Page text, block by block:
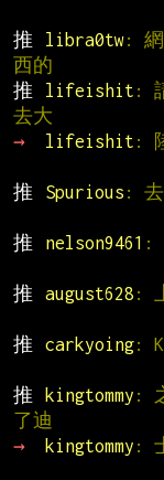
推
libra0tw: 網
西的
推
lifeishit :
去大
→
lifeishit :
推
Spurious : 去
推
nelson9461 :
推
august628 :
推
carkyoing:
推
kingtommy :
了迪
→
kingtommy :